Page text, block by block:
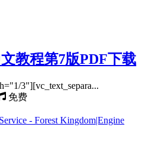
教程第7版PDF下载
3"][vc_text_separa...
免费